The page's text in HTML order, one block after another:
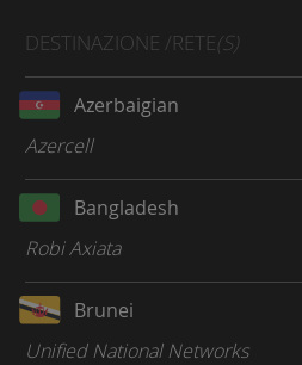
DESTINAZIONE /RETE(S)
Azerbaigian
Azercell
Bangladesh
Robi Axiata
Brunei
Unified National Networks